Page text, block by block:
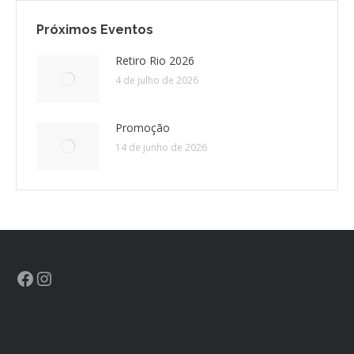
CONTRIBUIÇÕES
HISTÓRIA DE CCA/BR
Próximos Eventos
Retiro Rio 2026
4 de julho de 2026
Promoção
14 de junho de 2026